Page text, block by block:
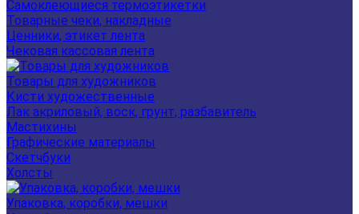
Самоклеющиеся термоэтикетки
Товарные чеки, накладные
Ценники, этикет лента
Чековая кассовая лента
Товары для художников
Кисти художественные
Лак акриловый, воск, грунт, разбавитель
Мастихины
Графические материалы
Скетчбуки
Холсты
Упаковка, коробки, мешки